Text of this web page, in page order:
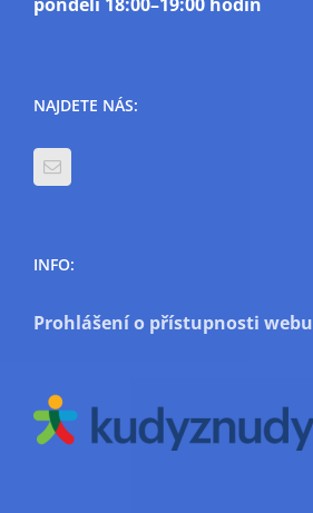
pondělí18:00–19:00 hodin
NAJDETE NÁS:
INFO:
Prohlášení o přístupnosti webu